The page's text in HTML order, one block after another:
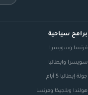
برامج سياحية
فرنسا وسويسرا
سويسرا وايطاليا
جولة إيطاليا 5 أيام
هولندا وبلجيكا وفرنسا